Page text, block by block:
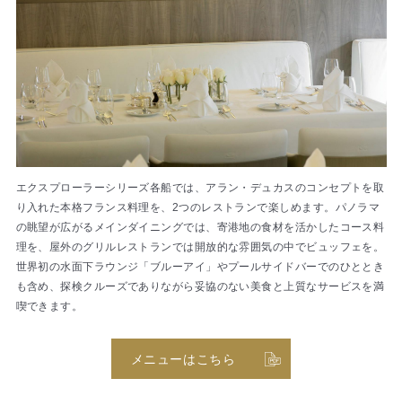
エクスプローラーシリーズ各船では、アラン・デュカスのコンセプトを取
り入れた本格フランス料理を、2つのレストランで楽しめます。パノラマ
の眺望が広がるメインダイニングでは、寄港地の食材を活かしたコース料
理を、屋外のグリルレストランでは開放的な雰囲気の中でビュッフェを。
世界初の水面下ラウンジ「ブルーアイ」やプールサイドバーでのひととき
も含め、探検クルーズでありながら妥協のない美食と上質なサービスを満
喫できます。
メニューはこちら